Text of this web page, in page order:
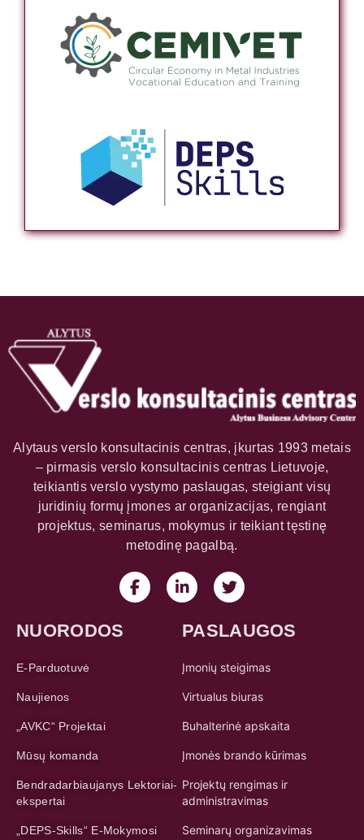
Alytaus verslo konsultacinis centras, įkurtas 1993 metais
– pirmasis verslo konsultacinis centras Lietuvoje,
teikiantis verslo vystymo paslaugas, steigiant visų
juridinių formų įmones ar organizacijas, rengiant
projektus, seminarus, mokymus ir teikiant tęstinę
metodinę pagalbą.
NUORODOS
E-Parduotuvė
Naujienos
„AVKC“ Projektai
Mūsų komanda
Bendradarbiaujanys Lektoriai-
ekspertai
„DEPS-Skills“ E-Mokymosi
PASLAUGOS
Įmonių steigimas
Virtualus biuras
Buhalterinė apskaita
Įmonės brando kūrimas
Projektų rengimas ir
administravimas
Seminarų organizavimas